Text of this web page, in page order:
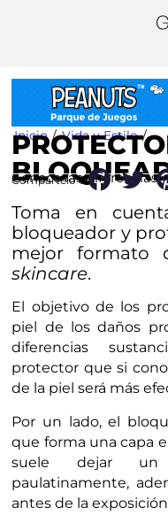
Inicio / Vida y Estilo /
Conoce las diferencias
Compártelo en:
Toma en
bloqueador y
mejor formato
skincare.
El objetivo de los
piel de los daños
diferencias
protector que si
de la piel será más
Por un lado, el
que forma una capa
suele dejar un
paulatinamente,
antes de la exposición